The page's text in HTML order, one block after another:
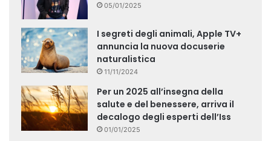
05/01/2025
I segreti degli animali, Apple TV+
annuncia la nuova docuserie
naturalistica
11/11/2024
Per un 2025 all’insegna della
salute e del benessere, arriva il
decalogo degli esperti dell’Iss
01/01/2025